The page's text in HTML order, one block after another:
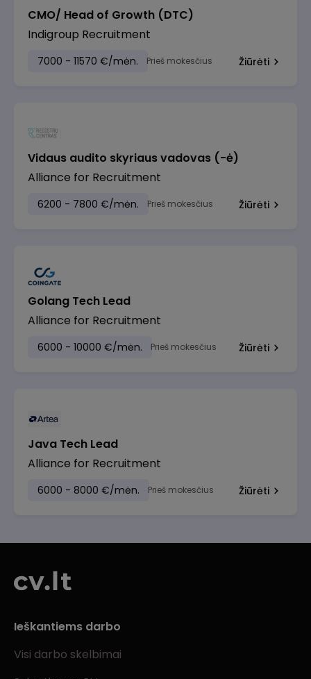
CMO/ Head of Growth (DTC)
Indigroup Recruitment
7000 - 11570 €/mėn. Prieš mokesčius Žiūrėti
Vidaus audito skyriaus vadovas (-ė)
Alliance for Recruitment
6200 - 7800 €/mėn. Prieš mokesčius Žiūrėti
Golang Tech Lead
Alliance for Recruitment
6000 - 10000 €/mėn. Prieš mokesčius Žiūrėti
Java Tech Lead
Alliance for Recruitment
6000 - 8000 €/mėn. Prieš mokesčius Žiūrėti
Ieškantiems darbo
Visi darbo skelbimai